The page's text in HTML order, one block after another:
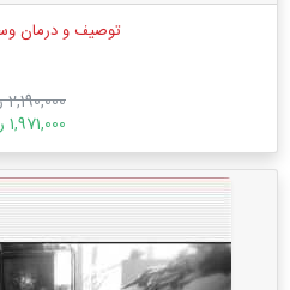
توصیف و درمان
2,190,000 ریال
1,971,000 ریال